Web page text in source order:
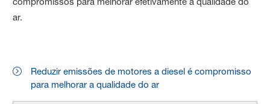
ar.
Reduzir emissões de motores a diesel é compromisso
para melhorar a qualidade do ar